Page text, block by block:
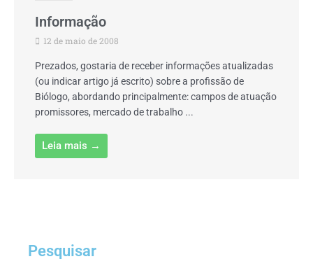
Informação
12 de maio de 2008
Prezados, gostaria de receber informações atualizadas
(ou indicar artigo já escrito) sobre a profissão de
Biólogo, abordando principalmente: campos de atuação
promissores, mercado de trabalho ...
Leia mais →
Pesquisar